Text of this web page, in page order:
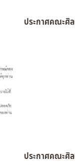
ประกาศคณะศิ
ประกาศคณะศิ